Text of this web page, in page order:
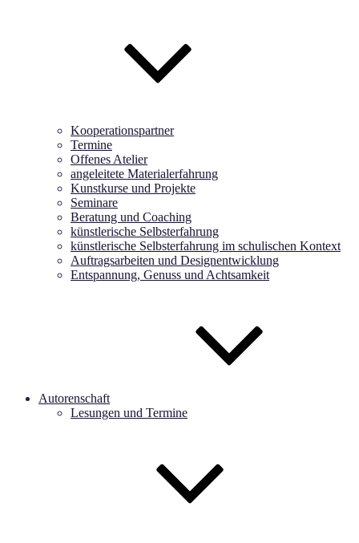
Kooperationspartner
Termine
Offenes Atelier
angeleitete Materialerfahrung
Kunstkurse und Projekte
Seminare
Beratung und Coaching
künstlerische Selbsterfahrung
künstlerische Selbsterfahrung im schulischen Kontext
Auftragsarbeiten und Designentwicklung
Entspannung, Genuss und Achtsamkeit
Autorenschaft
Lesungen und Termine